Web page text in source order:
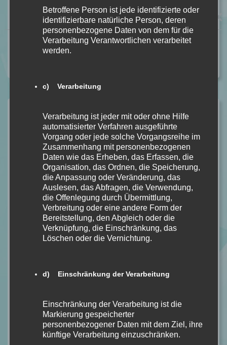
Der Tod der Jane Lawrence von Caitlin Starling
[Rezensionsexemplar]
Nächster Beitrag
The Darkest Gold – Die Geliebte BD. 3 von Raven
2 Antworten auf „The Perfect Fit BD. 1
von Kara Atkins [Buchrezension]“
Calipa » Archives The Brightest Colours BD. 2 von Kara Atkin
[Buchrezension] - Calipa
26.03.2024 - 7:04 a.m. Uhr
[…] Fit” Reihe von Kara Atkin. Dich könnten mögliche
Spoiler erwarten, wenn du den ersten Band (The
Calipa » Archives The Finishing Touch Bd. 3 von Kara Atkin
[…] – Fit” Reihe von Kara Atkin. Dich könnten
mögliche Spoiler erwarten, wenn du den ersten
Betroffene Person ist jede identifizierte oder
identifizierbare natürliche Person, deren
personenbezogene Daten von dem für die
Verarbeitung Verantwortlichen verarbeitet
werden.
c) Verarbeitung
Verarbeitung ist jeder mit oder ohne Hilfe
automatisierter Verfahren ausgeführte
Vorgang oder jede solche Vorgangsreihe im
Zusammenhang mit personenbezogenen
Daten wie das Erheben, das Erfassen, die
Organisation, das Ordnen, die Speicherung,
die Anpassung oder Veränderung, das
Auslesen, das Abfragen, die Verwendung,
die Offenlegung durch Übermittlung,
Verbreitung oder eine andere Form der
Bereitstellung, den Abgleich oder die
Verknüpfung, die Einschränkung, das
Löschen oder die Vernichtung.
d) Einschränkung der Verarbeitung
Einschränkung der Verarbeitung ist die
Markierung gespeicherter
personenbezogener Daten mit dem Ziel, ihre
künftige Verarbeitung einzuschränken.